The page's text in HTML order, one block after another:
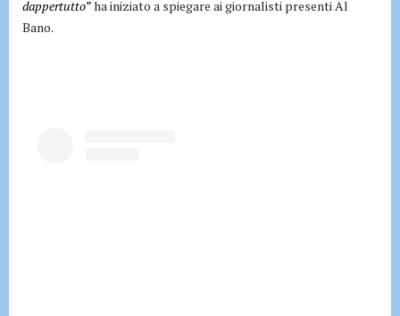
dappertutto”ha iniziato a spiegare ai giornalisti presenti Al
Bano.